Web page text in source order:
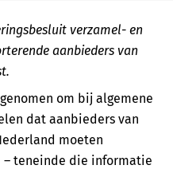
verzamel- en
aanbieders van
om bij algemene
dat aanbieders van
moeten
teneinde die informatie